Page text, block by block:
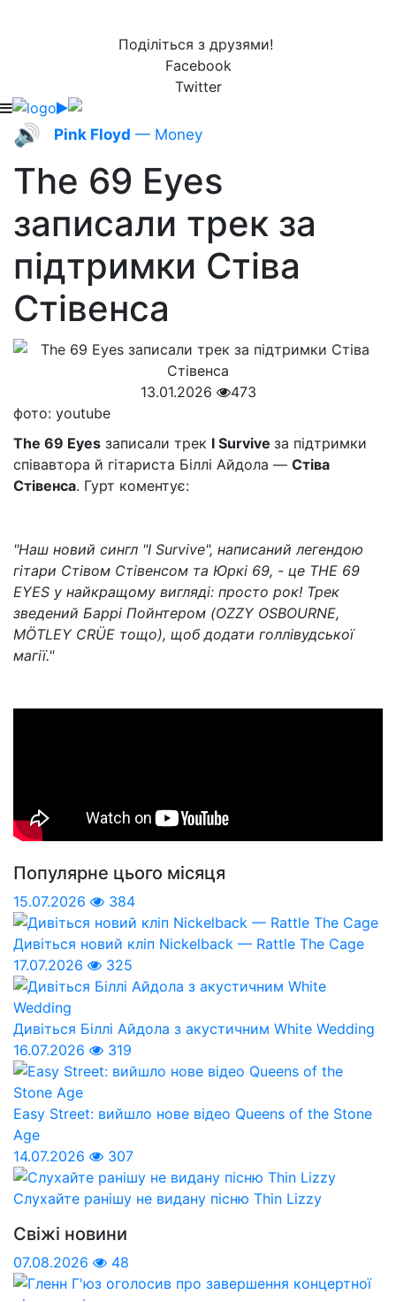
Поділіться з друзями!
Facebook
Twitter
🔊 Pink Floyd — Money
The 69 Eyes
записали трек за
підтримки Стіва
Стівенса
13.01.2026
473
фото: youtube
The 69 Eyes записали трек I Survive за підтримки
співавтора й гітариста Біллі Айдола — Стіва
Стівенса. Гурт коментує:
"Наш новий сингл "I Survive", написаний легендою
гітари Стівом Стівенсом та Юркі 69, - це THE 69
EYES у найкращому вигляді: просто рок! Трек
зведений Баррі Пойнтером (OZZY OSBOURNE,
MÖTLEY CRÜE тощо), щоб додати голлівудської
магії."
Популярне цього місяця
15.07.2026 384
Дивіться новий кліп Nickelback — Rattle The Cage
17.07.2026
325
Дивіться Біллі Айдола з акустичним White Wedding
16.07.2026
319
Easy Street: вийшло нове відео Queens of the Stone
Age
14.07.2026
307
Слухайте ранішу не видану пісню Thin Lizzy
Свіжі новини
07.08.2026 48